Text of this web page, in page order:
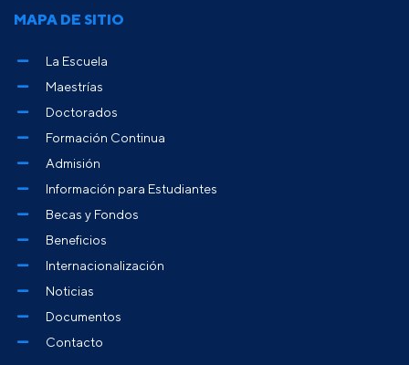
MAPA DE SITIO
La Escuela
Maestrías
Doctorados
Formación Continua
Admisión
Información para Estudiantes
Becas y Fondos
Beneficios
Internacionalización
Noticias
Documentos
Contacto